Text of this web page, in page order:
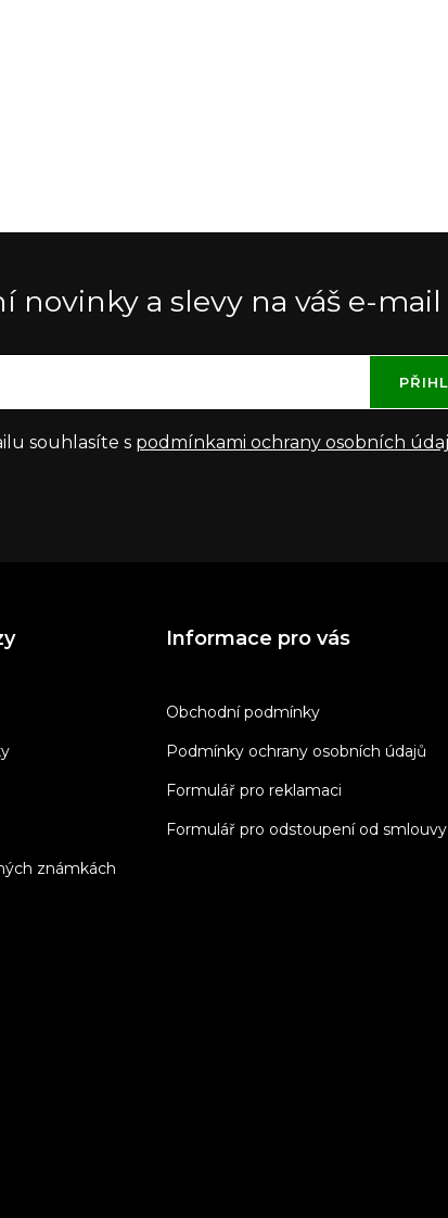
novinky a slevy na váš e-mail
souhlasíte s podmínkami ochrany osobních
známkách
Informace pro vás
Obchodní podmínky
Podmínky ochrany osobních údajů
Formulář pro reklamaci
Formulář pro odstoupení od smlouvy